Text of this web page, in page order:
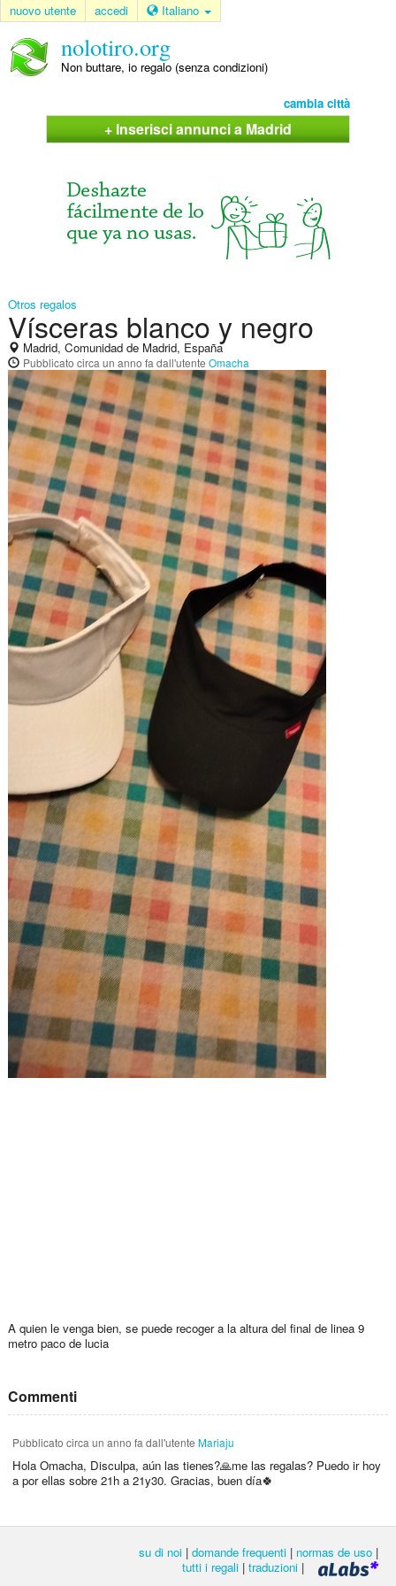
nuovo utente accedi Italiano
nolotiro.org
Non buttare, io regalo (senza condizioni)
cambia città
+ Inserisci annunci a Madrid
Otros regalos
Vísceras blanco y negro
Madrid, Comunidad de Madrid, España
Pubblicato circa un anno fa dall'utente Omacha
A quien le venga bien, se puede recoger a la altura del final de linea 9
metro paco de lucia
Commenti
Pubblicato circa un anno fa dall'utente Mariaju
Hola Omacha, Disculpa, aún las tienes?🙏me las regalas? Puedo ir hoy
a por ellas sobre 21h a 21y30. Gracias, buen día🍀
su di noi | domande frequenti | normas de uso |
tutti i regali | traduzioni |